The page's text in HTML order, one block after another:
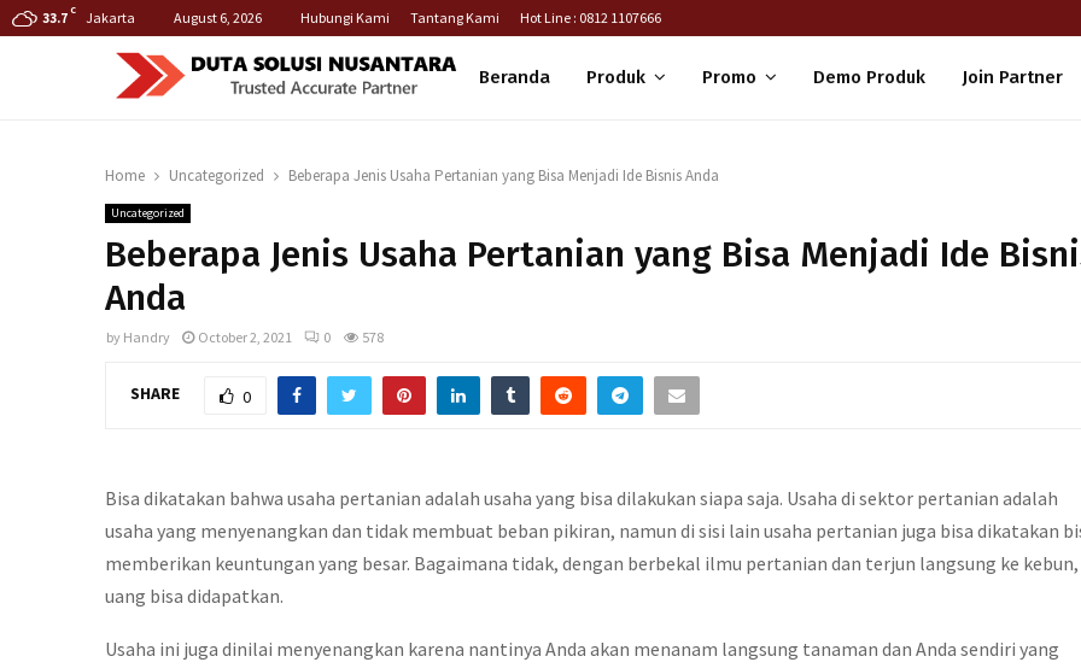
33.7 C Jakarta August 6, 2026 Hubungi Kami Tantang Kami Hot Line : 0812 1107666
Beranda Produk Promo Demo Produk Join Partner
Home Uncategorized Beberapa Jenis Usaha Pertanian yang Bisa Menjadi Ide Bisnis Anda
Uncategorized
Beberapa Jenis Usaha Pertanian yang Bisa Menjadi Ide
Anda
by Handry October 2, 2021 0 578
SHARE 0
Bisa dikatakan bahwa usaha pertanian adalah usaha yang bisa dilakukan siapa saja. Usaha di sektor pertanian adalah
usaha yang menyenangkan dan tidak membuat beban pikiran, namun di sisi lain usaha pertanian juga bisa dikatakan
memberikan keuntungan yang besar. Bagaimana tidak, dengan berbekal ilmu pertanian dan terjun langsung ke kebun,
uang bisa didapatkan.
Usaha ini juga dinilai menyenangkan karena nantinya Anda akan menanam langsung tanaman dan Anda sendiri yang